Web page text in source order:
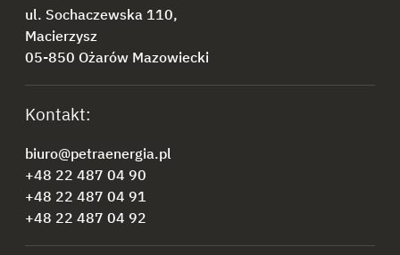
ul. Sochaczewska 110,
Macierzysz
05-850 Ożarów Mazowiecki
Kontakt:
biuro@petraenergia.pl
+48 22 487 04 90
+48 22 487 04 91
+48 22 487 04 92